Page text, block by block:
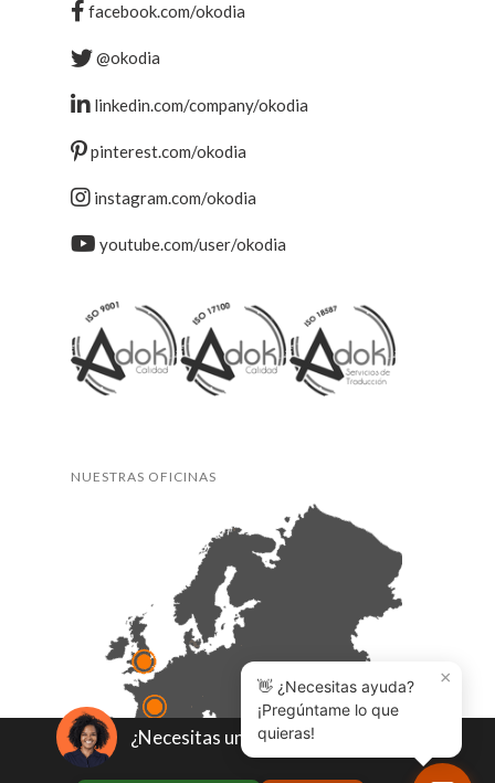
facebook.com/okodia
@okodia
linkedin.com/company/okodia
pinterest.com/okodia
instagram.com/okodia
youtube.com/user/okodia
NUESTRAS OFICINAS
×
👋 ¿Necesitas ayuda?
¡Pregúntame lo que
quieras!
¿Necesitas un presupuesto?